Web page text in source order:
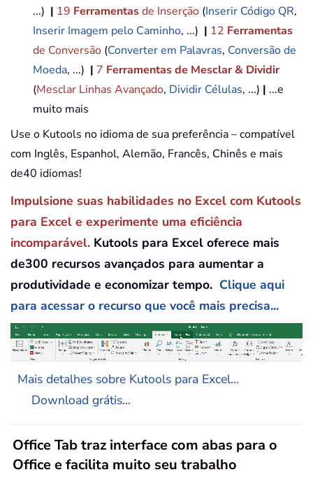
...) | 19 Ferramentasde Inserção (Inserir Código QR,
Inserir Imagem pelo Caminho, ...) | 12 Ferramentas
de Conversão (Converter em Palavras, Conversão de
Moeda, ...) | 7 Ferramentas de Mesclar & Dividir
(Mesclar Linhas Avançado, Dividir Células, ...) | ...e
muito mais
Use o Kutools no idioma de sua preferência – compatível
com Inglês, Espanhol, Alemão, Francês, Chinês e mais
de40 idiomas!
Impulsione suas habilidades no Excel com Kutools
para Excel e experimente uma eficiência
incomparável. Kutools para Excel oferece mais
de300 recursos avançados para aumentar a
produtividade e economizar tempo. Clique aqui
para acessar o recurso que você mais precisa...
Mais detalhes sobre Kutools para Excel...
Download grátis...
Office Tab traz interface com abas para o
Office e facilita muito seu trabalho